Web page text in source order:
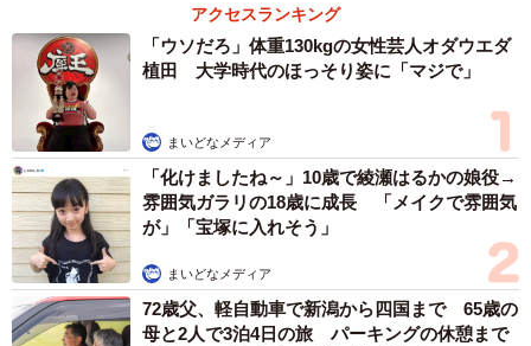
アクセスランキング
「ウソだろ」体重130kgの女性芸人オダウエダ
植田 大学時代のほっそり姿に「マジで」
まいどなメディア
「化けましたね～」10歳で綾瀬はるかの娘役→
雰囲気ガラリの18歳に成長 「メイクで雰囲気
が」「宝塚に入れそう」
まいどなメディア
72歳父、軽自動車で新潟から四国まで 65歳の
母と2人で3泊4日の旅 パーキングの休憩まで